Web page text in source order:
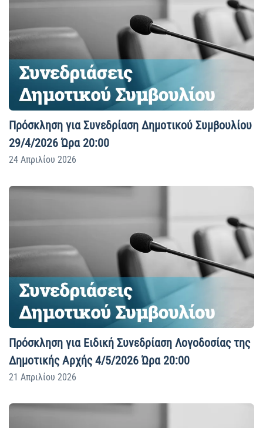
Πρόσκληση για Συνεδρίαση Δημοτικού Συμβουλίου
29/4/2026 Ώρα 20:00
24 Απριλίου 2026
Πρόσκληση για Ειδική Συνεδρίαση Λογοδοσίας της
Δημοτικής Αρχής 4/5/2026 Ώρα 20:00
21 Απριλίου 2026